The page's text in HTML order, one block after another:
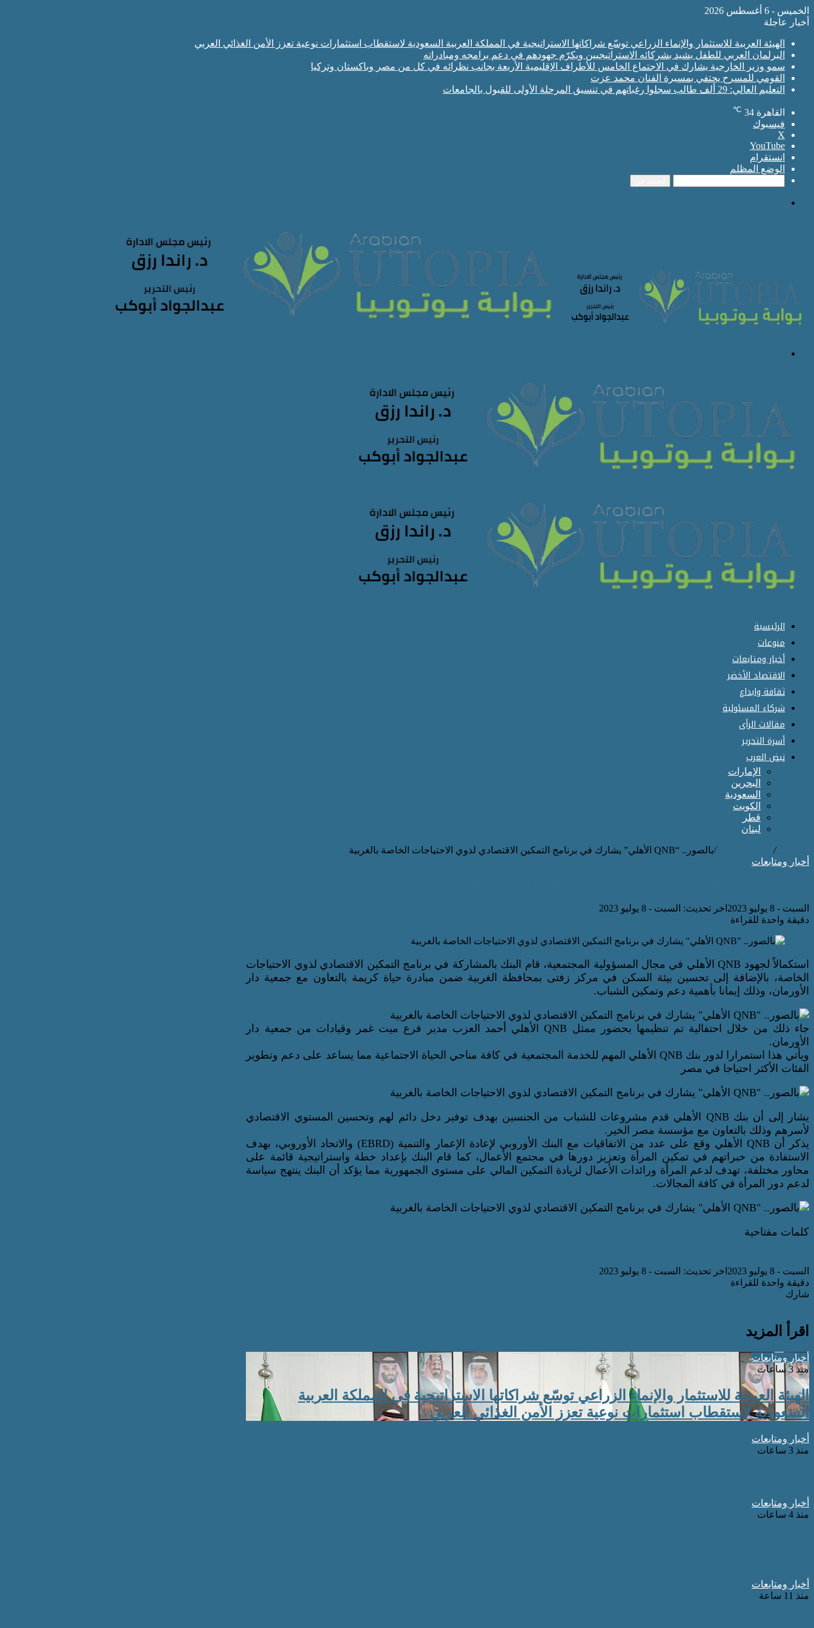
الخميس - 6 أغسطس 2026
أخبار عاجلة
الهيئة العربية للاستثمار والإنماء الزراعي توسّع شراكاتها الاستراتيجية في المملكة العربية السعودية لاستقطاب استثمارات نوعية تعزز الأمن الغذائي العربي
البرلمان العربي للطفل يشيد بشركائه الاستراتيجيين ويكرّم جهودهم في دعم برامجه ومبادراته
سمو وزير الخارجية يشارك في الاجتماع الخامس للأطراف الإقليمية الأربعة بجانب نظرائه في كل من مصر وباكستان وتركيا
القومي للمسرح يحتفي بمسيرة الفنان محمد عزت
التعليم العالي: 29 ألف طالب سجلوا رغباتهم في تنسيق المرحلة الأولى للقبول بالجامعات
القاهرة 34
℃
فيسبوك
‫X
‫YouTube
انستقرام
الوضع المظلم
الرئيسية
منوعات
أخبار ومتابعات
الاقتصاد الأخضر
ثقافة وابداع
شركاء المسئولية
مقالات الرأى
أسرة التحرير
نبض العرب
الإمارات
البحرين
السعودية
الكويت
قطر
لبنان
الرئيسية/ أخبار ومتابعات/بالصور.. “QNB الأهلي” يشارك في برنامج التمكين الاقتصادي لذوي الاحتياجات الخاصة بالغربية
أخبار ومتابعات
السبت - 8 يوليو 2023
اخر تحديث: السبت - 8 يوليو 2023
دقيقة واحدة للقراءة
استكمالاً لجهود QNB الأهلي في مجال المسؤولية المجتمعية، قام البنك بالمشاركة في برنامج التمكين الاقتصادي لذوي الاحتياجات
الخاصة، بالإضافة إلى تحسين بيئة السكن في مركز زفتى بمحافظة الغربية ضمن مبادرة حياة كريمة بالتعاون مع جمعية دار
الأورمان، وذلك إيمانا بأهمية دعم وتمكين الشباب.
جاء ذلك من خلال احتفالية تم تنظيمها بحضور ممثل QNB الأهلي أحمد العزب مدير فرع ميت غمر وقيادات من جمعية دار
الأورمان.
ويأتي هذا استمرارا لدور بنك QNB الأهلي المهم للخدمة المجتمعية في كافة مناحي الحياة الاجتماعية مما يساعد على دعم وتطوير
الفئات الأكثر احتياجا في مصر
يشار إلى أن بنك QNB الأهلي قدم مشروعات للشباب من الجنسين بهدف توفير دخل دائم لهم وتحسين المستوي الاقتصادي
لأسرهم وذلك بالتعاون مع مؤسسة مصر الخير.
يذكر أن QNB الأهلي وقع على عدد من الاتفاقيات مع البنك الأوروبي لإعادة الإعمار والتنمية (EBRD) والاتحاد الأوروبي، بهدف
الاستفادة من خبراتهم في تمكين المرأة وتعزيز دورها في مجتمع الأعمال، كما قام البنك بإعداد خطة واستراتيجية قائمة على
محاور مختلفة، تهدف لدعم المرأة ورائدات الأعمال لزيادة التمكين المالي على مستوى الجمهورية مما يؤكد أن البنك ينتهج سياسة
لدعم دور المرأة في كافة المجالات.
كلمات مفتاحية
السبت - 8 يوليو 2023
اخر تحديث: السبت - 8 يوليو 2023
دقيقة واحدة للقراءة
شارك
اقرأ المزيد
أخبار ومتابعات
منذ 3 ساعات
الهيئة العربية للاستثمار والإنماء الزراعي توسّع شراكاتها الاستراتيجية في المملكة العربية
السعودية لاستقطاب استثمارات نوعية تعزز الأمن الغذائي العربي
أخبار ومتابعات
منذ 3 ساعات
أخبار ومتابعات
منذ 4 ساعات
أخبار ومتابعات
منذ 11 ساعة